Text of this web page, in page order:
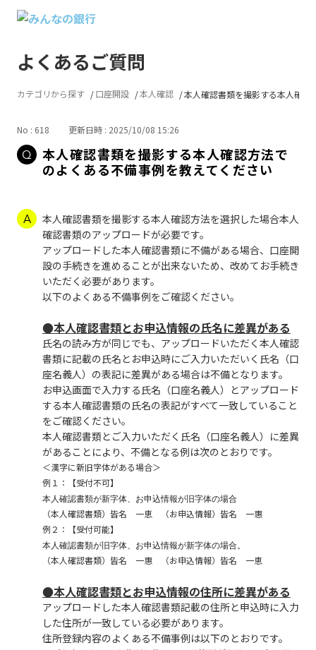
よくあるご質問
カテゴリから探す 口座開設 本人確認 本人確認書類を撮影する本人確認
No : 618 更新日時 : 2025/10/08 15:26
本人確認書類を撮影する本人確認方法で
のよくある不備事例を教えてください
本人確認書類を撮影する本人確認方法を選択した場合本人
確認書類のアップロードが必要です。
アップロードした本人確認書類に不備がある場合、口座開
設の手続きを進めることが出来ないため、改めてお手続き
いただく必要があります。
以下のよくある不備事例をご確認ください。
●本人確認書類とお申込情報の氏名に差異がある
氏名の読み方が同じでも、アップロードいただく本人確認
書類に記載の氏名とお申込時にご入力いただいく氏名（口
座名義人）の表記に差異がある場合は不備となります。
お申込画面で入力する氏名（口座名義人）とアップロード
する本人確認書類の氏名の表記がすべて一致していること
をご確認ください。
本人確認書類とご入力いただく氏名（口座名義人）に差異
があることにより、不備となる例は次のとおりです。
＜漢字に新旧字体がある場合＞
例１：【受付不可】
本人確認書類が新字体、お申込情報が旧字体の場合
（本人確認書類）皆名 一恵 （お申込情報）皆名 一惠
例２：【受付可能】
本人確認書類が旧字体、お申込情報が新字体の場合。
（本人確認書類）皆名 一惠 （お申込情報）皆名 一恵
●本人確認書類とお申込情報の住所に差異がある
アップロードした本人確認書類記載の住所と申込時に入力
した住所が一致している必要があります。
住所登録内容のよくある不備事例は以下のとおりです。